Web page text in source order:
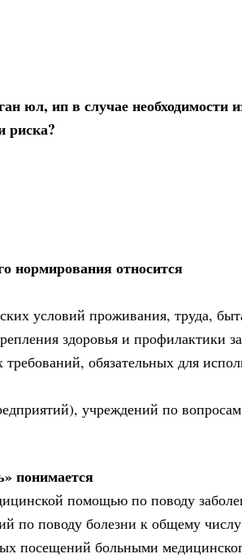
юл, ип в случае необходимости
риска?
нормирования относится
условий проживания, труда,
здоровья и профилактики
обязательных для
учреждений по
понимается
помощью по поводу
по поводу болезни к общему
посещений больными